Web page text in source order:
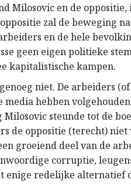
Milosovic en de oppositie,
zal de beweging
en de hele
geen eigen politieke
kapitalistische kampen.
niet. De arbeiders
media hebben
steunde tot de
de oppositie (terecht)
groeiend deel van de
corruptie,
enige redelijke alternatief